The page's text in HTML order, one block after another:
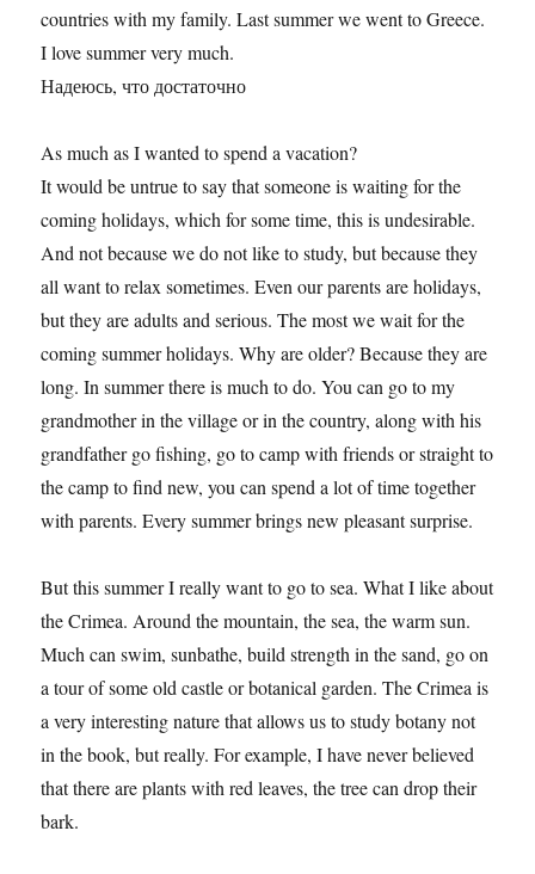
countries with my family. Last summer we went to Greece.
I love summer very much.
Надеюсь, что достаточно
As much as I wanted to spend a vacation?
It would be untrue to say that someone is waiting for the
coming holidays, which for some time, this is undesirable.
And not because we do not like to study, but because they
all want to relax sometimes. Even our parents are holidays,
but they are adults and serious. The most we wait for the
coming summer holidays. Why are older? Because they are
long. In summer there is much to do. You can go to my
grandmother in the village or in the country, along with his
grandfather go fishing, go to camp with friends or straight to
the camp to find new, you can spend a lot of time together
with parents. Every summer brings new pleasant surprise.
But this summer I really want to go to sea. What I like about
the Crimea. Around the mountain, the sea, the warm sun.
Much can swim, sunbathe, build strength in the sand, go on
a tour of some old castle or botanical garden. The Crimea is
a very interesting nature that allows us to study botany not
in the book, but really. For example, I have never believed
that there are plants with red leaves, the tree can drop their
bark.